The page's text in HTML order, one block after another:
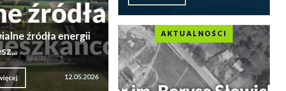
źródła energii
12.05.2026
AKTUALNOŚCI